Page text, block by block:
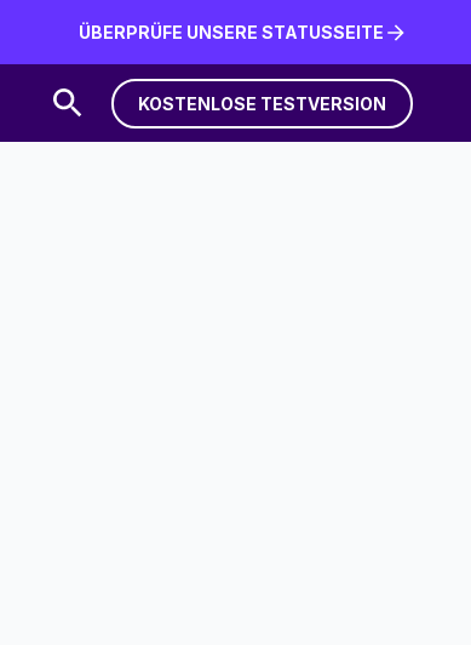
ÜBERPRÜFE UNSERE STATUSSEITE
KOSTENLOSE TESTVERSION
KOSTENLOSE TESTVERSION